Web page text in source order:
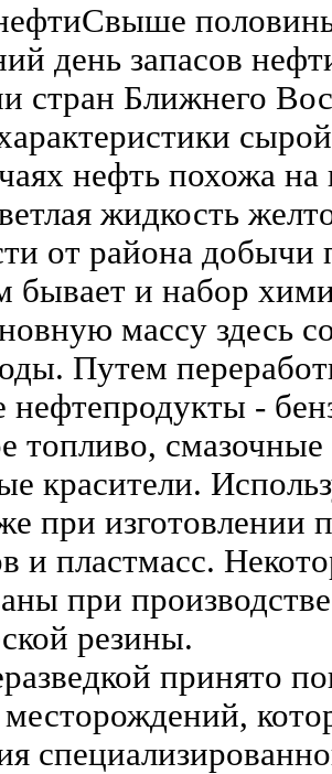
Свыше
день запасов
стран Ближнего
нефть похожа на
жидкость
от района добычи
бывает и набор
массу здесь
Путем
нефтепродукты -
топливо,
красители.
при изготовлении
и пластмасс.
при
резины.
принято